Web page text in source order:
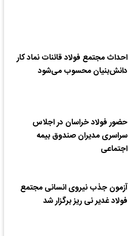
احداث مجتمع فولاد قائنات نماد کار
دانش‌بنیان محسوب می‌شود
حضور فولاد خراسان در اجلاس
سراسری مدیران صندوق بیمه
اجتماعی
آزمون جذب نیروی انسانی مجتمع
فولاد غدیر نی ریز برگزار شد